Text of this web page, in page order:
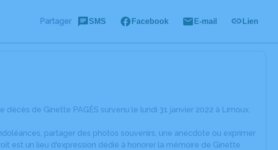
Partager SMS Facebook E-mail Lien
de Ginette PAGÈS survenu le lundi 31 janvier 2022 à Limoux.
partager des photos souvenirs, une anecdote ou exprimer
est un lieu d'expression dédié à honorer la mémoire de Ginette